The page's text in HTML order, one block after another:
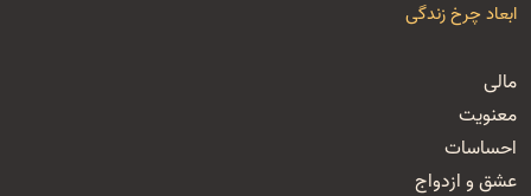
ابعاد چرخ زندگی
مالی
معنویت
احساسات
عشق و ازدواج